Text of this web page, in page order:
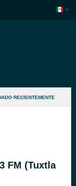
RECIENTEMENTE
FM (Tuxtla